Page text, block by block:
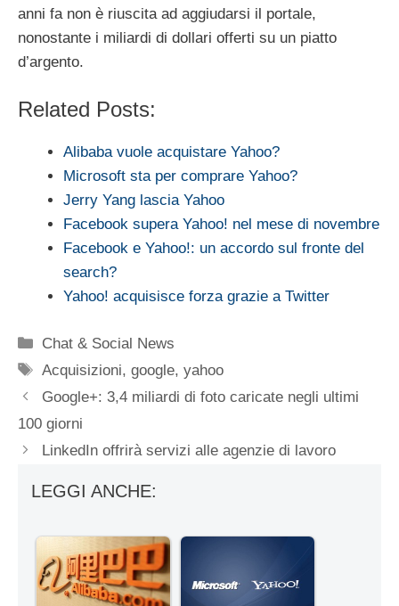
anni fa non è riuscita ad aggiudarsi il portale,
nonostante i miliardi di dollari offerti su un piatto
d’argento.
Related Posts:
Alibaba vuole acquistare Yahoo?
Microsoft sta per comprare Yahoo?
Jerry Yang lascia Yahoo
Facebook supera Yahoo! nel mese di novembre
Facebook e Yahoo!: un accordo sul fronte del
search?
Yahoo! acquisisce forza grazie a Twitter
Categorie
Chat & Social News
Tag
Acquisizioni,google,yahoo
Google+: 3,4 miliardi di foto caricate negli ultimi
100 giorni
LinkedIn offrirà servizi alle agenzie di lavoro
LEGGI ANCHE: